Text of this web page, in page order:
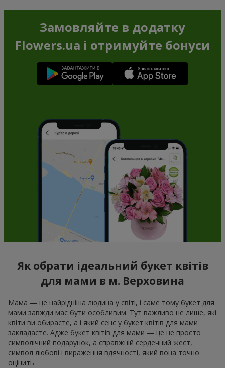
Замовляйте в додатку
Flowers.ua і отримуйте бонуси
Як обрати ідеальний букет квітів
для мами в м. Верховина
Мама — це найрідніша людина у світі, і саме тому букет для
мами завжди має бути особливим. Тут важливо не лише, які
квіти ви обираєте, а і який сенс у букет квітів для мами
закладаєте. Адже букет квітів для мами — це не просто
символічний подарунок, а справжній сердечний жест,
символ любові і вираження вдячності, який вона точно
оцінить.